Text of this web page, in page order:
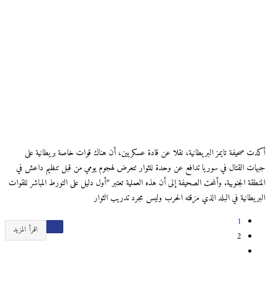
أكدت صحيفة تايمز البريطانية، نقلا عن قادة عسكريين، أن هناك قوات خاصة بريطانية على
جبهات القتال في سوريا تدافع عن وحدة للثوار تتعرض لهجوم يومي من قبل تنظيم داعش في
المنطقة الجنوبية. وألمحت الصحيفة إلى أن هذه العملية تعتبر “أول دليل على التورط المباشر للقوات
البريطانية في البلد الذي مزقته الحرب وليس مجرد تدريب الثوار
اقرأ المزيد